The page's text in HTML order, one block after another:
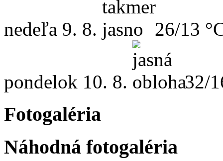
nedeľa 9. 8. 26/13
pondelok 10. 8. 32/
Fotogaléria
Náhodná fotogaléria